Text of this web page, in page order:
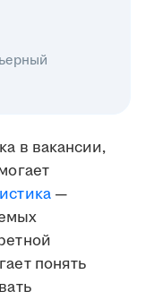
в вакансии,
—
понять